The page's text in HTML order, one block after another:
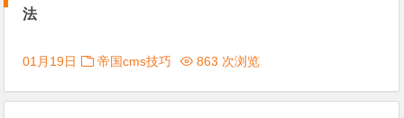
法
01月19日 帝国cms技巧 863 次浏览